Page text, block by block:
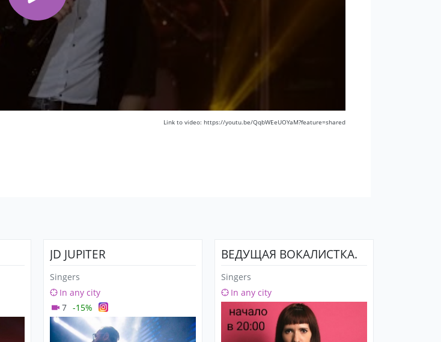
Link to video: https://youtu.be/QqbWEeUOYaM?feature=shared
JD JUPITER
Singers
In any city
7 -15%
ВЕДУЩАЯ ВОКАЛИСТКА.
Singers
In any city